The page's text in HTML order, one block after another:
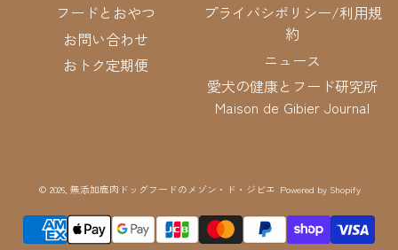
フードとおやつ
お問い合わせ
おトク定期便
プライバシポリシー/利用規
約
ニュース
愛犬の健康とフード研究所
Maison de Gibier Journal
© 2026, 無添加鹿肉ドッグフードのメゾン・ド・ジビエ Powered by Shopify
決
済